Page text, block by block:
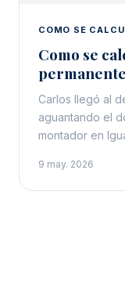
COMO SE
Como se
Carlos llegó al
aguantando el
montador en
9 may. 2026